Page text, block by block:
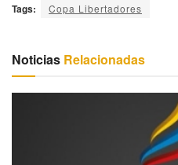
Tags: Copa Libertadores
Noticias Relacionadas